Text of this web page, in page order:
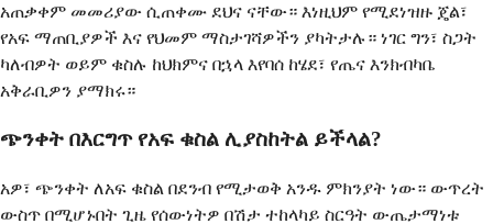
አጠቃቀም መመሪያው ሲጠቀሙ ደህና ናቸው። እነዚህም የሚደነዝዙ ጄል፣
የአፍ ማጠቢያዎች እና የህመም ማስታገሻዎችን ያካትታሉ። ነገር ግን፣ ስጋት
ካለብዎት ወይም ቁስሉ ከህክምና በኋላ እየባሰ ከሄደ፣ የጤና እንክብካቤ
አቅራቢዎን ያማክሩ።
ጭንቀት በእርግጥ የአፍ ቁስል ሊያስከትል ይችላል?
አዎ፣ ጭንቀት ለአፍ ቁስል በደንብ የሚታወቅ አንዱ ምክንያት ነው። ውጥረት
ውስጥ በሚሆኑበት ጊዜ የሰውነትዎ በሽታ ተከላካይ ስርዓት ውጤታማነቱ